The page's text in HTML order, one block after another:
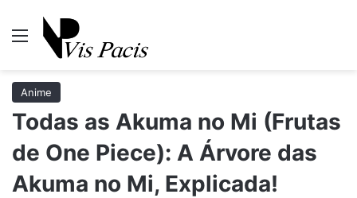
Menu
Anime
Todas as Akuma no Mi (Frutas
de One Piece): A Árvore das
Akuma no Mi, Explicada!